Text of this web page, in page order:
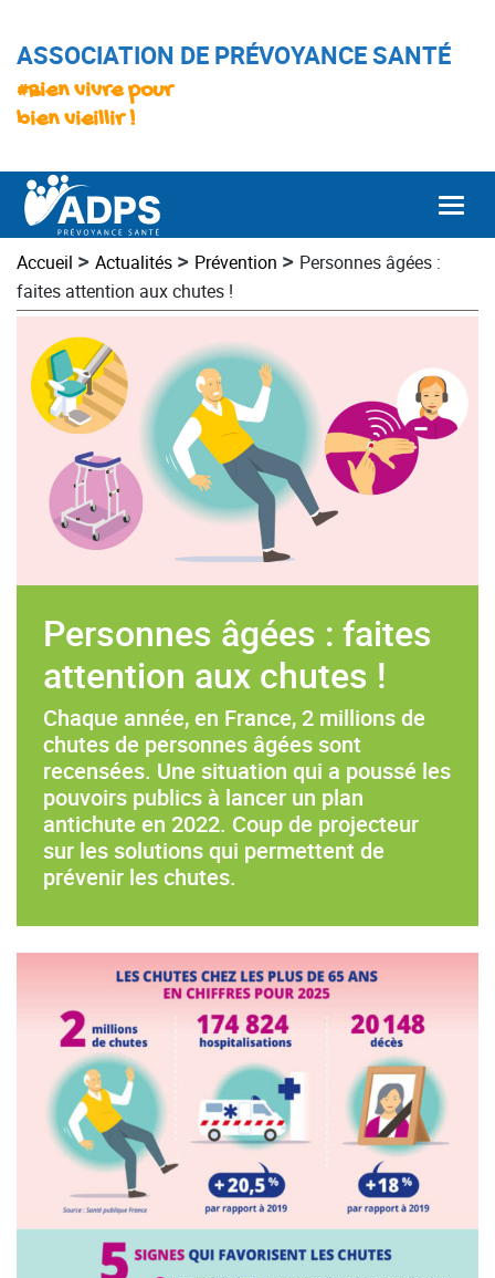
ASSOCIATION DE PRÉVOYANCE SANTÉ
#Bien vivre pour
bien vieillir !
Accueil > Actualités > Prévention > Personnes âgées :
faites attention aux chutes !
Personnes âgées : faites
attention aux chutes !
Chaque année, en France, 2 millions de
chutes de personnes âgées sont
recensées. Une situation qui a poussé les
pouvoirs publics à lancer un plan
antichute en 2022. Coup de projecteur
sur les solutions qui permettent de
prévenir les chutes.